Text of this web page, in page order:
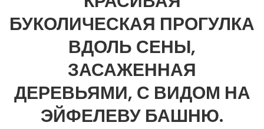
БУКОЛИЧЕСКАЯ ПРОГУЛКА
ВДОЛЬ СЕНЫ,
ЗАСАЖЕННАЯ
ДЕРЕВЬЯМИ, С ВИДОМ НА
ЭЙФЕЛЕВУ БАШНЮ.